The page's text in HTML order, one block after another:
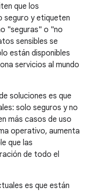
que los
seguro y etiqueten
"seguras" o "no
sensibles se
están disponibles
servicios al mundo
soluciones es que
solo seguros y no
más casos de uso
operativo, aumenta
que las
de todo el
es que están